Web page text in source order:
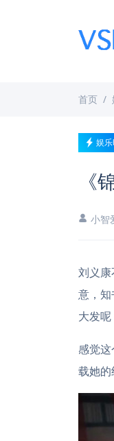
首页
娱
《
小智
刘义
意，
大发呢
感觉
载她的